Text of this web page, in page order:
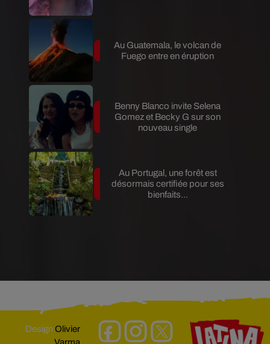
Au Guatemala, le volcan de
Fuego entre en éruption
Benny Blanco invite Selena
Gomez et Becky G sur son
nouveau single
Au Portugal, une forêt est
désormais certifiée pour ses
bienfaits...
DesignOlivier
Varma